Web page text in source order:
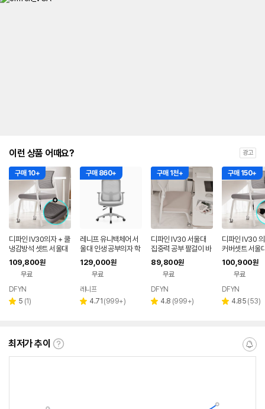
이런 상품 어때요? 광고
구매 10+
디파인 IV30의자 + 쿨
냉감방석 셋트 서울대
수험생 여름 차량용 쿨
링 벌집 메쉬 통풍
109,800원
무료
페이
DFYN
별 5 리
(1)
구매 860+
레니프 유니백체어 서
울대 인생 공부의자 학
생 책상 사무용 사무실
컴퓨터 화이트
129,000원
무료
레니프
별 4.71 리
(999+)
구매 1천+
디파인 IV30 서울대
집중력 공부 팔걸이 바
퀴 없는 연세대 책상의
자 45퓨어베이지
89,800원
무료
DFYN
별 4.8 리
(999+)
구매 150+
디파인 IV30
커버셋트 서울
실 초등 중학생
생 공부 팔걸이
100,900원
무료
DFYN
별 4.85 리
(53)
최저가 추이
최
알